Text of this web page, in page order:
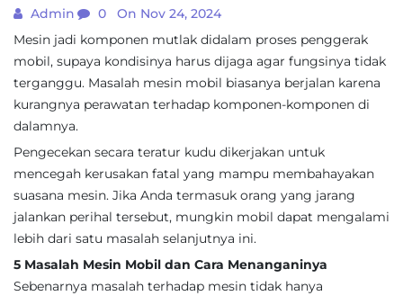
Admin 0
On Nov 24, 2024
Mesin jadi komponen mutlak didalam proses penggerak
mobil, supaya kondisinya harus dijaga agar fungsinya tidak
terganggu. Masalah mesin mobil biasanya berjalan karena
kurangnya perawatan terhadap komponen-komponen di
dalamnya.
Pengecekan secara teratur kudu dikerjakan untuk
mencegah kerusakan fatal yang mampu membahayakan
suasana mesin. Jika Anda termasuk orang yang jarang
jalankan perihal tersebut, mungkin mobil dapat mengalami
lebih dari satu masalah selanjutnya ini.
5 Masalah Mesin Mobil dan Cara Menanganinya
Sebenarnya masalah terhadap mesin tidak hanya